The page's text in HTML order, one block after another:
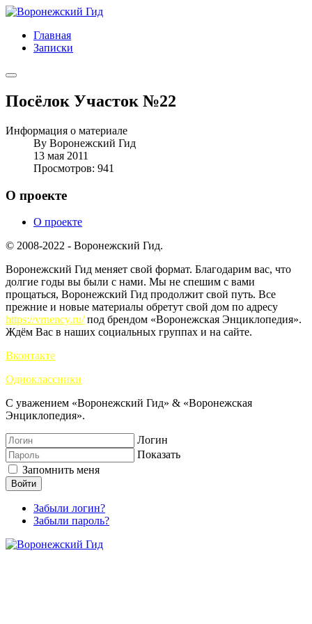
Главная
Записки
Посёлок Участок №22
Информация о материале
By Воронежский Гид
13 мая 2011
Просмотров: 941
О проекте
О проекте
© 2008-2022 - Воронежский Гид.
Воронежский Гид меняет свой формат. Благодарим вас, что
долгие годы вы были с нами. Мы не спешим с вами
прощаться, Воронежский Гид продолжит свой путь. Все
прежние и новые материалы обретут свой дом по адресу
https://vrnency.ru/под брендом «Воронежская Энциклопедия».
Ждём Вас в наших социальных группах и на сайте.
Вконтакте
Одноклассники
С уважением «Воронежский Гид» & «Воронежская
Энциклопедия».
Логин
Показать
Запомнить меня
Войти
Забыли логин?
Забыли пароль?